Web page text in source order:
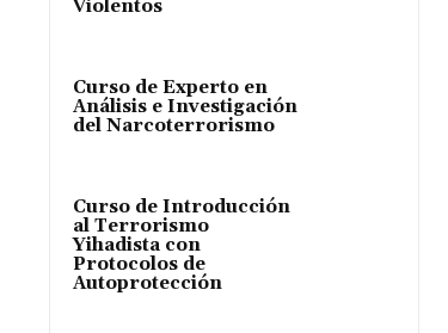
Violentos
Curso de Experto en
Análisis e Investigación
del Narcoterrorismo
Curso de Introducción
al Terrorismo
Yihadista con
Protocolos de
Autoprotección